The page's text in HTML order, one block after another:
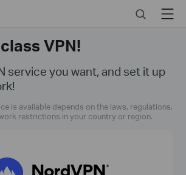
SearchMenu
VPN!
service you want, and set it up
is available depends on the laws, regulations,
restrictions in your country or region.